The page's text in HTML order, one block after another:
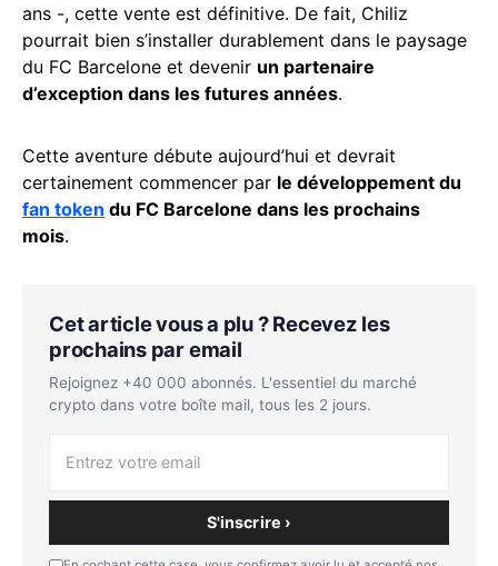
ans -, cette vente est définitive. De fait, Chiliz
pourrait bien s’installer durablement dans le paysage
du FC Barcelone et devenir un partenaire
d’exception dans les futures années.
Cette aventure débute aujourd’hui et devrait
certainement commencer par le développement du
fan token du FC Barcelone dans les prochains
mois.
Cet article vous a plu ? Recevez les
prochains par email
Rejoignez +40 000 abonnés. L'essentiel du marché
crypto dans votre boîte mail, tous les 2 jours.
S'inscrire ›